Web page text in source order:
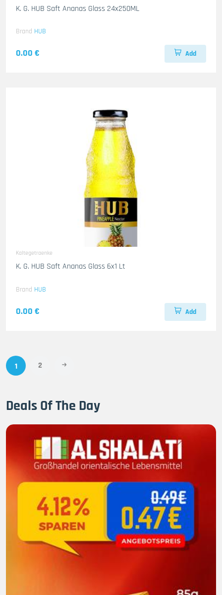
K. G. HUB Saft Ananas Glass 24x250ML
Brand HUB
0.00 € Add
Kaltegetraenke
K. G. HUB Saft Ananas Glass 6x1 Lt
Brand HUB
0.00 € Add
1 2
Deals Of The Day